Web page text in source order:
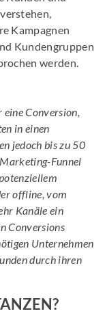
Kampagnen
Kundengruppen
werden.
Conversion,
in einen
jedoch bis zu 50
Funnel
offline, vom
Kanäle ein
Conversions
Unternehmen
durch ihren